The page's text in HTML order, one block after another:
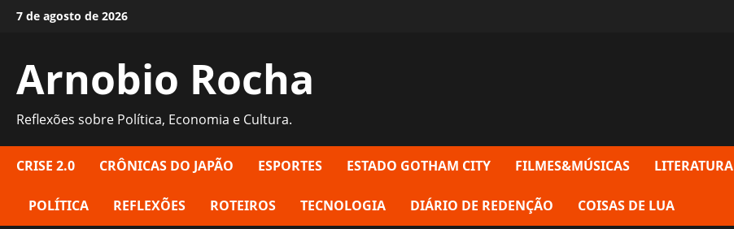
Skip7 de agosto de 2026
Arnobio Rocha
Reflexões sobre Política, Economia e Cultura.
CRISE 2.0 CRÔNICAS DO JAPÃO ESPORTES ESTADO GOTHAM CITY FILMES&MÚSICAS LITERATURA
POLÍTICA REFLEXÕES ROTEIROS TECNOLOGIA DIÁRIO DE REDENÇÃO COISAS DE LUA